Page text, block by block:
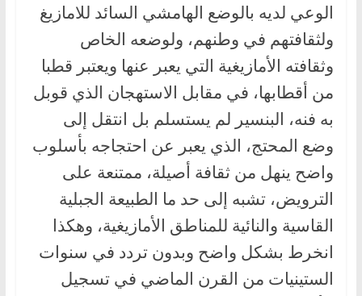
الوعي لديه بالوضع الهامشي السائد للامازيغ
ولثقافتهم في وطنهم، ولوضعه الخاص
وثقافته الأمازيغية التي يعبر عنها ويعتبر قطبا
من أقطابها، في مقابل الاستهجان الذي قوبل
به فنه، البنسير لم يستسلم بل انتقل إلى
وضع المحتج، الذي يعبر عن احتجاجه بأسلوب
واضح ينهل من ثقافة أصيلة، ممتنعة على
الترويض، تشبه إلى حد ما الطبيعة الجبلية
القاسية والنائية للمناطق الأمازيغية، وهكذا
انخرط بشكل واضح وبدون تردد في سنوات
الستينيات من القرن الماضي في تسجيل